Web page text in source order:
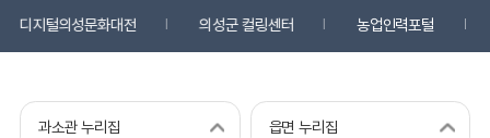
디지털의성문화대전 의성군 컬링센터 농업인력포털
과소관 누리집 읍면 누리집